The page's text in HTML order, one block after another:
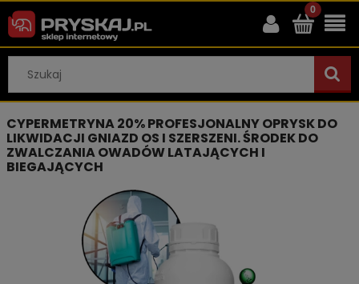
CYPERMETRYNA 20% PROFESJONALNY OPRYSK DO
LIKWIDACJI GNIAZD OS I SZERSZENI. ŚRODEK DO
ZWALCZANIA OWADÓW LATAJĄCYCH I
BIEGAJĄCYCH